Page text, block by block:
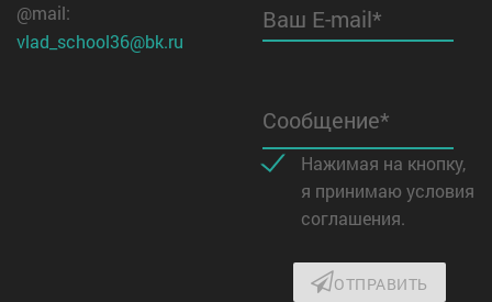
@mail:
vlad_school36@bk.ru
Ваш E-mail*
Сообщение*
Нажимая на кнопку,
я принимаю условия
соглашения.
ОТПРАВИТЬ